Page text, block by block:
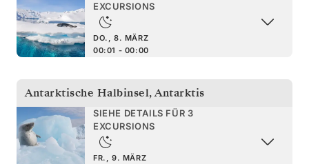
EXCURSIONS
DO., 8. MÄRZ
00:01 - 00:00
Antarktische Halbinsel,Antarktis
SIEHE DETAILS FÜR 3
EXCURSIONS
FR., 9. MÄRZ